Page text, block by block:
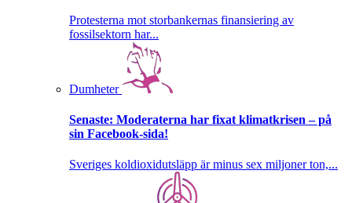
Protesterna mot storbankernas finansiering av
fossilsektorn har...
Dumheter
Senaste: Moderaterna har fixat klimatkrisen – på
sin Facebook-sida!
Sveriges koldioxidutsläpp är minus sex miljoner ton,...